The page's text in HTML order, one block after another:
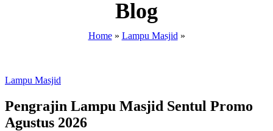
Blog
Home» Lampu Masjid »
Lampu Masjid
Pengrajin Lampu Masjid Sentul Promo
Agustus 2026